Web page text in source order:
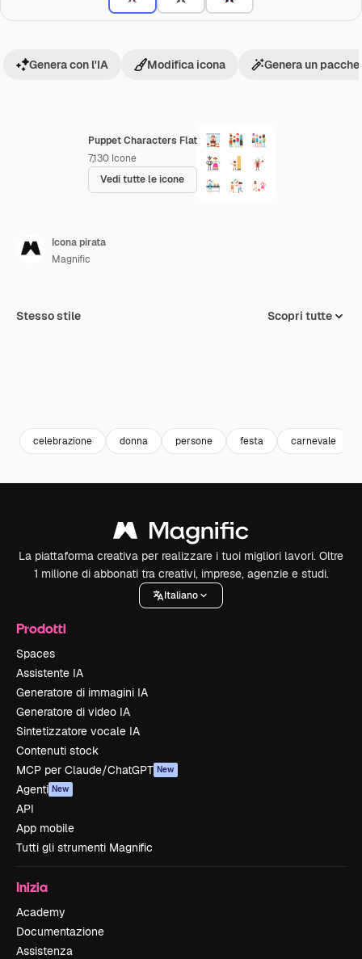
Puppet Characters Flat
7,130 Icone
Vedi tutte le icone
Genera con l'IA Modifica icona Genera un
Icona pirata
Magnific
Stesso stile Scopri tutte
celebrazione donna persone festa carnevale
La piattaforma creativa per realizzare i tuoi migliori lavori. Oltre
1 milione di abbonati tra creativi, imprese, agenzie e studi.
Italiano
Prodotti
Spaces
Assistente IA
Generatore di immagini IA
Generatore di video IA
Sintetizzatore vocale IA
Contenuti stock
MCP per Claude/ChatGPT New
Agenti New
API
App mobile
Tutti gli strumenti Magnific
Inizia
Academy
Documentazione
Assistenza